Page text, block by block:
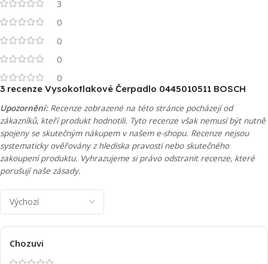
3
0
0
0
0
3 recenze Vysokotlakové Čerpadlo 0445010511 BOSCH
Upozornění:Recenze zobrazené na této stránce pocházejí od
zákazníků, kteří produkt hodnotili. Tyto recenze však nemusí být nutně
spojeny se skutečným nákupem v našem e-shopu. Recenze nejsou
systematicky ověřovány z hlediska pravosti nebo skutečného
zakoupení produktu. Vyhrazujeme si právo odstranit recenze, které
porušují naše zásady.
Chozuvi